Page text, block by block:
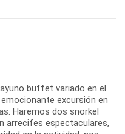
buffet variado en el
excursión en
Haremos dos snorkel
arrecifes espectaculares,